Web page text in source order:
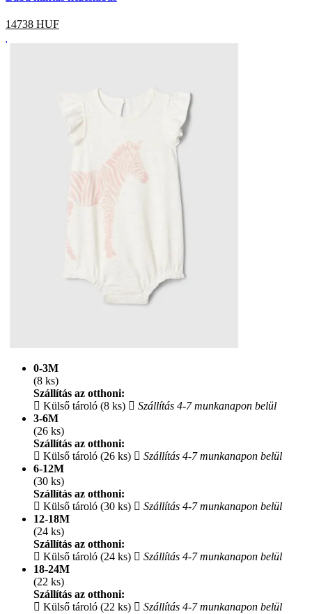
14738 HUF
0-3M
(8 ks)
Szállítás az otthoni:
Külső tároló (8 ks)
Szállítás 4-7 munkanapon belül
3-6M
(26 ks)
Szállítás az otthoni:
Külső tároló (26 ks)
Szállítás 4-7 munkanapon belül
6-12M
(30 ks)
Szállítás az otthoni:
Külső tároló (30 ks)
Szállítás 4-7 munkanapon belül
12-18M
(24 ks)
Szállítás az otthoni:
Külső tároló (24 ks)
Szállítás 4-7 munkanapon belül
18-24M
(22 ks)
Szállítás az otthoni:
Külső tároló (22 ks)
Szállítás 4-7 munkanapon belül